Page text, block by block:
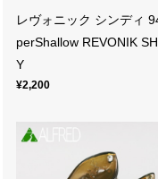
レヴォニック シンディ
perShallow REVONIK
Y
¥2,200